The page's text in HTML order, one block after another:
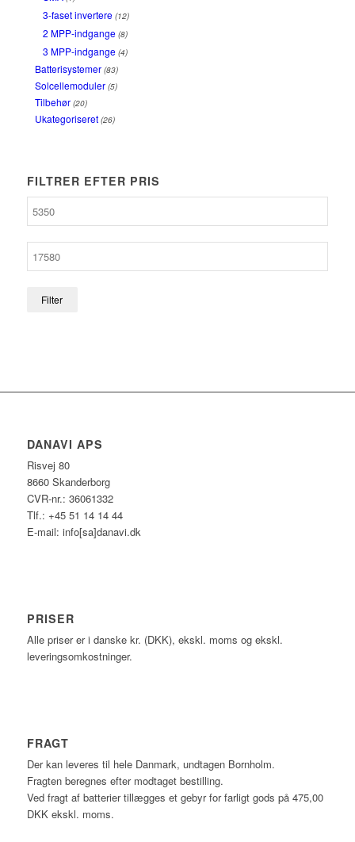
3-faset invertere (12)
2 MPP-indgange (8)
3 MPP-indgange (4)
Batterisystemer (83)
Solcellemoduler (5)
Tilbehør (20)
Ukategoriseret (26)
FILTRER EFTER PRIS
Filter
DANAVI APS
Risvej 80
8660 Skanderborg
CVR-nr.: 36061332
Tlf.: +45 51 14 14 44
E-mail: info[sa]danavi.dk
PRISER
Alle priser er i danske kr. (DKK), ekskl. moms og ekskl.
leveringsomkostninger.
FRAGT
Der kan leveres til hele Danmark, undtagen Bornholm.
Fragten beregnes efter modtaget bestilling.
Ved fragt af batterier tillægges et gebyr for farligt gods på 475,00
DKK ekskl. moms.